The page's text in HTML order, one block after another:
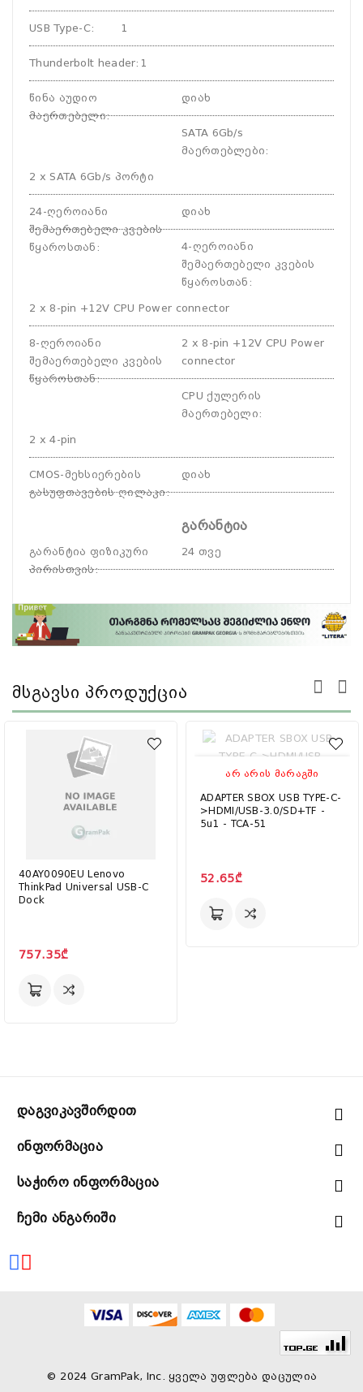
USB Type-C: 1
Thunderbolt header: 1
წინა აუდიო
მაერთებელი:
დიახ
SATA 6Gb/s
მაერთებლები:
2 x SATA 6Gb/s პორტი
24-ღეროიანი
შემაერთებელი კვების
წყაროსთან :
დიახ
4-ღეროიანი
შემაერთებელი კვების
წყაროსთან :
2 x 8-pin +12V CPU Power connector
8-ღეროიანი
შემაერთებელი კვების
წყაროსთან:
2 x 8-pin +12V CPU Power
connector
CPU ქულერის
მაერთებელი:
2 x 4-pin
CMOS-მეხსიერების
გასუფთავების ღილაკი:
დიახ
გარანტია
გარანტია ფიზიკური
პირისთვის:
24 თვე
Მსგავსი Პროდუქცია
40AY0090EU Lenovo
ThinkPad Universal USB-C
Dock
757.35₾
ᲐᲠ ᲐᲠᲘᲡ ᲛᲐᲠᲐᲒᲨᲘ
ADAPTER SBOX USB TYPE-C-
>HDMI/USB-3.0/SD+TF -
5u1 - TCA-51
52.65₾
Დაგვიკავშირდით
Ინფორმაცია
Საჭირო Ინფორმაცია
Ჩემი Ანგარიში
© 2024 GramPak, Inc. ყველა უფლება დაცულია